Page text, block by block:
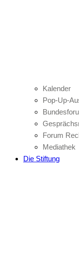
Kalender
Pop-Up-
Forum
Mediathek
Die Stiftung